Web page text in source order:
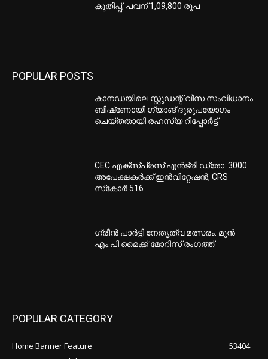
കുതിപ്പ്; പവന് 1,09,800 രൂപ
POPULAR POSTS
കാനഡയിലെ സ്റ്റുഡന്റ് വീസ സംവിധാനം
ബിഷ്‌ണോയി ഗ്യാങ് ദുരുപയോഗം
ചെയ്തതായി രഹസ്യ റിപ്പോർട്ട്
CEC എക്‌സ്പ്രസ് എന്‍ട്രി ഡ്രോ: 3000
അപേക്ഷകര്‍ക്ക് ഇന്‍വിറ്റേഷന്‍, CRS
സ്‌കോര്‍ 516
ഗ്രീന്‍ പാര്‍ട്ടി നേതൃത്വ മത്സരം: മുന്‍
എം.പി മൈക്ക് മോറിസ് രംഗത്ത്
POPULAR CATEGORY
Home Banner Feature
53404